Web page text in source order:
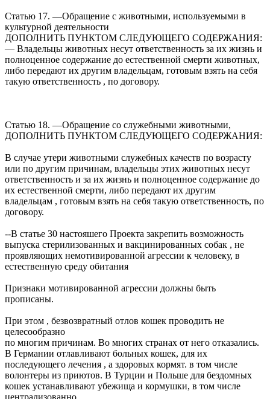
Статью 17. —Обращение с животными, используемыми в
культурной деятельности
ДОПОЛНИТЬ ПУНКТОМ СЛЕДУЮЩЕГО СОДЕРЖАНИЯ:
— Владельцы животных несут ответственность за их жизнь и
полноценное содержание до естественной смерти животных,
либо передают их другим владельцам, готовым взять на себя
такую ответственность , по договору.
Статью 18. —Обращение со служебными животными,
ДОПОЛНИТЬ ПУНКТОМ СЛЕДУЮЩЕГО СОДЕРЖАНИЯ:
В случае утери животными служебных качеств по возрасту
или по другим причинам, владельцы этих животных несут
ответственность и за их жизнь и полноценное содержание до
их естественной смерти, либо передают их другим
владельцам , готовым взять на себя такую ответственность, по
договору.
--В статье 30 настояшего Проекта закрепить возможность
выпуска стерилизованных и вакцинированных собак , не
проявляющих немотивированной агрессии к человеку, в
естественную среду обитания
Признаки мотивированной агрессии должны быть
прописаны.
При этом , безвозвратный отлов кошек проводить не
целесообразно
по многим причинам. Во многих странах от него отказались.
В Германии отлавливают больных кошек, для их
последующего лечения , а здоровых кормят. в том числе
волонтеры из приютов. В Турции и Польше для бездомных
кошек устанавливают убежища и кормушки, в том числе
централизованно.